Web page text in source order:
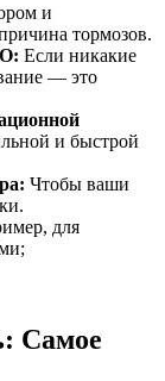
и
тормозов.
Если никакие
— это
и быстрой
Чтобы ваши
для
Самое